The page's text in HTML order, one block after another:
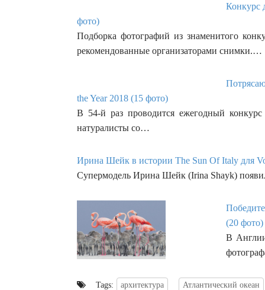
Конкурс
фото)
Подборка фотографий из знаменитого
рекомендованные организаторами снимки.…
the Year 2018 (15 фото)
В 54-й раз проводится ежегодный
натуралисты со…
Ирина Шейк в истории The Sun Of Italy для
Супермодель Ирина Шейк (Irina Shayk)
(20 фото)
В
Tags: архитектура
Атлантический океан